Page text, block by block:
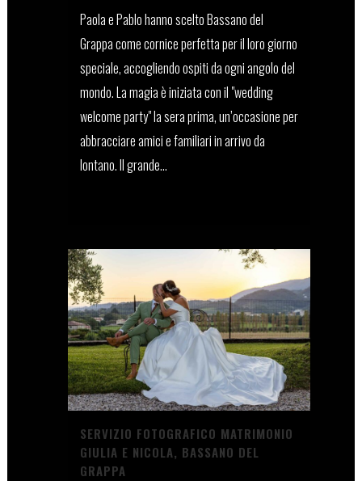
Paola e Pablo hanno scelto Bassano del
Grappa come cornice perfetta per il loro giorno
speciale, accogliendo ospiti da ogni angolo del
mondo. La magia è iniziata con il "wedding
welcome party" la sera prima, un’occasione per
abbracciare amici e familiari in arrivo da
lontano. Il grande...
SERVIZIO FOTOGRAFICO MATRIMONIO
GIULIA E NICOLA, BASSANO DEL
GRAPPA